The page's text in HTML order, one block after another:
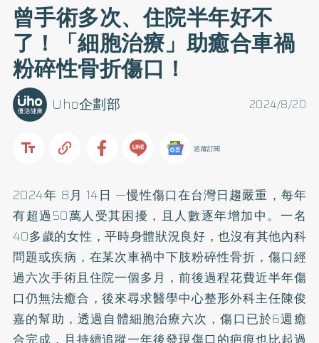
曾手術多次、住院半年好不
了！「細胞治療」助癒合車禍
粉碎性骨折傷口！
2024/8/20
Uho企劃部
追蹤訂閱
2024年 8月 14日 —慢性傷口在台灣日趨嚴重，每年
有超過50萬人受其困擾，且人數逐年增加中。一名
40多歲的女性，平時身體狀況良好，也沒有其他內科
問題或疾病，在某次車禍中下肢粉碎性骨折，傷口經
過六次手術且住院一個多月，前後過程花費近半年傷
口仍無法癒合，後來尋求醫學中心整形外科主任陳俊
嘉的幫助，透過自體細胞治療六次，傷口已於6週癒